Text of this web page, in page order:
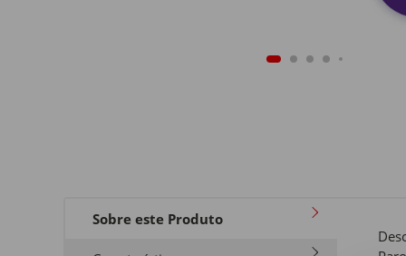
Sobre este Produto